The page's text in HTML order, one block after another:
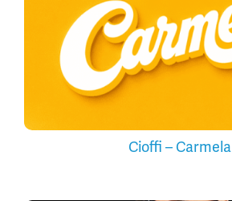
Cioffi – Carmela